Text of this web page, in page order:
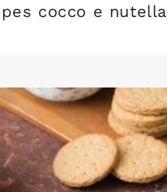
cocco e nutella